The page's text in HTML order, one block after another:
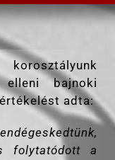
bajnoki
adta:
folytatódott a